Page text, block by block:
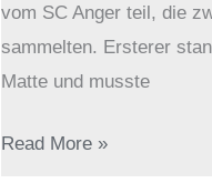
vom SC Anger teil, die
sammelten. Ersterer
Matte und musste
Read More »